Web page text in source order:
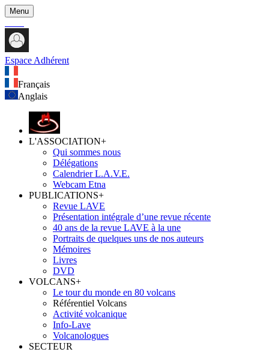
Menu
Espace Adhérent
Français
Anglais
L'ASSOCIATION+
Qui sommes nous
Délégations
Calendrier L.A.V.E.
Webcam Etna
PUBLICATIONS+
Revue LAVE
Présentation intégrale d’une revue récente
40 ans de la revue LAVE à la une
Portraits de quelques uns de nos auteurs
Mémoires
Livres
DVD
VOLCANS+
Le tour du monde en 80 volcans
Référentiel Volcans
Activité volcanique
Info-Lave
Volcanologues
SECTEUR